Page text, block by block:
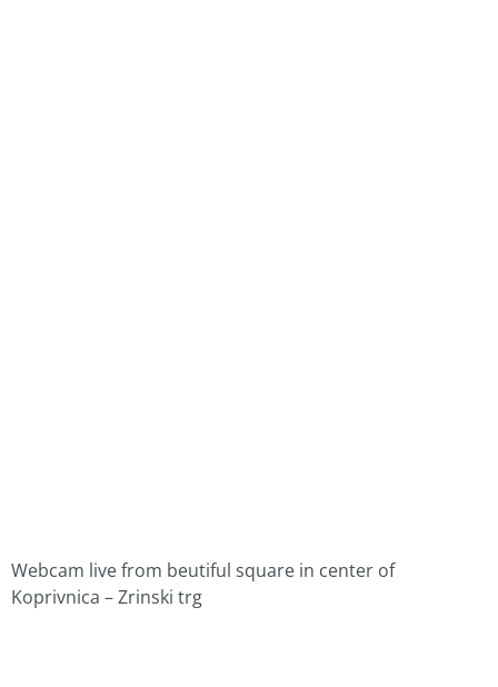
Webcam live from beutiful square in center of
Koprivnica – Zrinski trg